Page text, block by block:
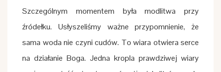
Szczególnym momentem była modlitwa przy
źródełku. Usłyszeliśmy ważne przypomnienie, że
sama woda nie czyni cudów. To wiara otwiera serce
na działanie Boga. Jedna kropla prawdziwej wiary